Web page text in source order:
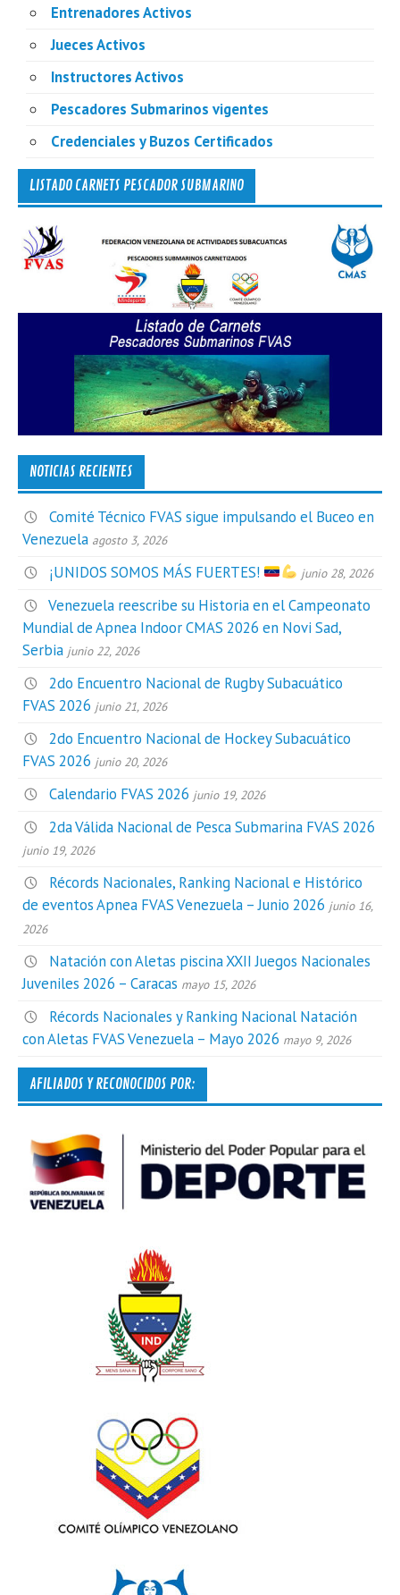
Entrenadores Activos
Jueces Activos
Instructores Activos
Pescadores Submarinos vigentes
Credenciales y Buzos Certificados
LISTADO CARNETS PESCADOR SUBMARINO
NOTICIAS RECIENTES
Comité Técnico FVAS sigue impulsando el Buceo en
Venezuela agosto 3, 2026
¡UNIDOS SOMOS MÁS FUERTES! junio 28, 2026
Venezuela reescribe su Historia en el Campeonato
Mundial de Apnea Indoor CMAS 2026 en Novi Sad,
Serbia junio 22, 2026
2do Encuentro Nacional de Rugby Subacuático
FVAS 2026 junio 21, 2026
2do Encuentro Nacional de Hockey Subacuático
FVAS 2026 junio 20, 2026
Calendario FVAS 2026 junio 19, 2026
2da Válida Nacional de Pesca Submarina FVAS 2026
junio 19, 2026
Récords Nacionales, Ranking Nacional e Histórico
de eventos Apnea FVAS Venezuela – Junio 2026 junio 16,
2026
Natación con Aletas piscina XXII Juegos Nacionales
Juveniles 2026 – Caracas mayo 15, 2026
Récords Nacionales y Ranking Nacional Natación
con Aletas FVAS Venezuela – Mayo 2026 mayo 9, 2026
AFILIADOS Y RECONOCIDOS POR: